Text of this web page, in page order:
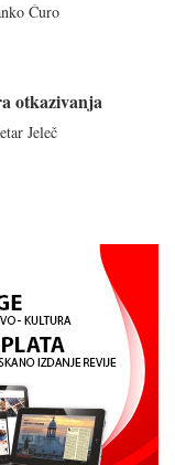
Ćuro
otkazivanja
Jeleč